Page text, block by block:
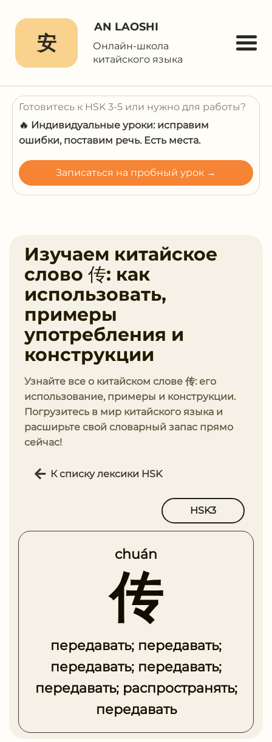
安
AN LAOSHI
Онлайн-школа
китайского языка
Готовитесь к HSK 3-5 или нужно для работы?
🔥 Индивидуальные уроки: исправим
ошибки, поставим речь. Есть места.
Записаться на пробный урок →
Изучаем китайское
слово 传: как
использовать,
примеры
употребления и
конструкции
Узнайте все о китайском слове 传: его
использование, примеры и конструкции.
Погрузитесь в мир китайского языка и
расширьте свой словарный запас прямо
сейчас!
К списку лексики HSK
HSK3
chuán
传
передавать; передавать;
передавать; передавать;
передавать; распространять;
передавать